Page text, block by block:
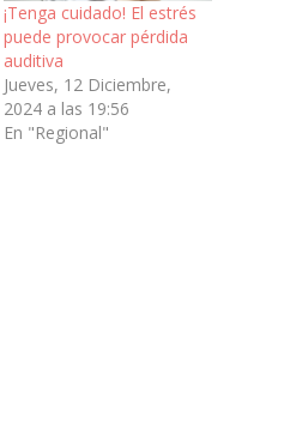
¡Tenga cuidado! El estrés
puede provocar pérdida
auditiva
Jueves, 12 Diciembre,
2024 a las 19:56
En "Regional"